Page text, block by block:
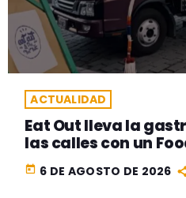
ACTUALIDAD
Eat Out lleva la
las calles con un
today 6 DE AGOSTO DE 2026